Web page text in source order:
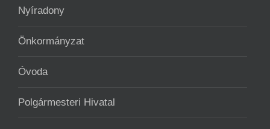
Nyíradony
Önkormányzat
Óvoda
Polgármesteri Hivatal